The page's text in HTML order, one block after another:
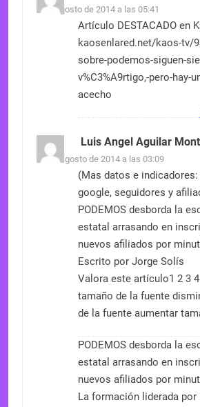
6 de agosto de 2014 a las 05:41
Artículo DESTACADO en
kaosenlared.net/kaos-tv/
sobre-podemos-siguen-
v%C3%A9rtigo,-pero-hay-
acecho
Luis Angel Aguilar
10 de agosto de 2014 a las 03:09
(Mas datos e
google, seguidores y
PODEMOS desborda la
estatal arrasando en
nuevos afiliados por
Escrito por Jorge Solís
Valora este artículo1 2 3
tamaño de la fuente
de la fuente aumentar
PODEMOS desborda la
estatal arrasando en
nuevos afiliados por
La formación liderada por